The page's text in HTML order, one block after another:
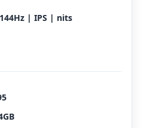
| IPS | nits